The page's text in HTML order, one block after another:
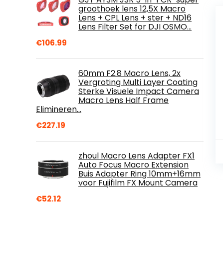
groothoek lens 12,5X Macro
Lens + CPL Lens + ster + ND16
Lens Filter Set for DJI OSMO…
€106.99
60mm F2.8 Macro Lens, 2x
Vergroting Multi Layer Coating
Sterke Visuele Impact Camera
Macro Lens Half Frame
Elimineren…
€227.19
zhoul Macro Lens Adapter FX1
Auto Focus Macro Extension
Buis Adapter Ring 10mm+16mm
voor Fujifilm FX Mount Camera
€52.12